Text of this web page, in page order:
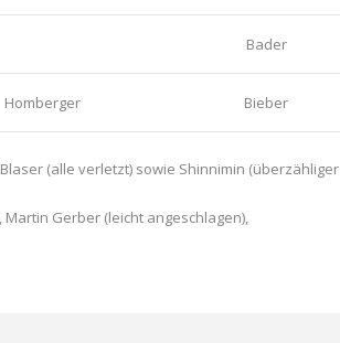
Bader
Homberger Bieber
(alle verletzt) sowie Shinnimin (überzähliger
Gerber (leicht angeschlagen),